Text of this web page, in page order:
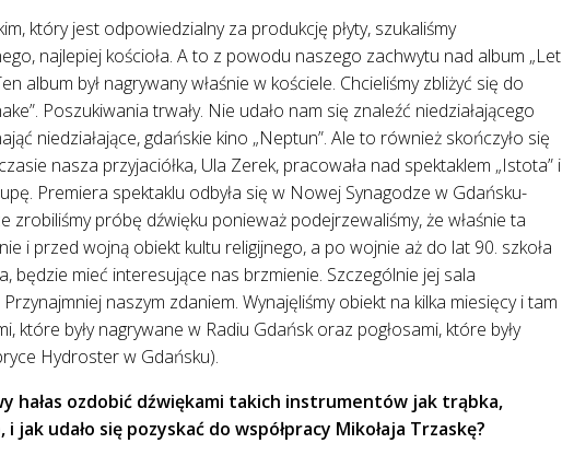
który jest odpowiedzialny za produkcję płyty, szukaliśmy
najlepiej kościoła. A to z powodu naszego zachwytu nad album „Let
album był nagrywany właśnie w kościele. Chcieliśmy zbliżyć się do
Poszukiwania trwały. Nie udało nam się znaleźć niedziałającego
niedziałające, gdańskie kino „Neptun”. Ale to również skończyło się
nasza przyjaciółka, Ula Zerek, pracowała nad spektaklem „Istota” i
Premiera spektaklu odbyła się w Nowej Synagodze w Gdańsku-
zrobiliśmy próbę dźwięku ponieważ podejrzewaliśmy, że właśnie ta
i przed wojną obiekt kultu religijnego, a po wojnie aż do lat 90. szkoła
będzie mieć interesujące nas brzmienie. Szczególnie jej sala
naszym zdaniem. Wynajęliśmy obiekt na kilka miesięcy i tam
które były nagrywane w Radiu Gdańsk oraz pogłosami, które były
Hydroster w Gdańsku).
hałas ozdobić dźwiękami takich instrumentów jak trąbka,
jak udało się pozyskać do współpracy Mikołaja Trzaskę?